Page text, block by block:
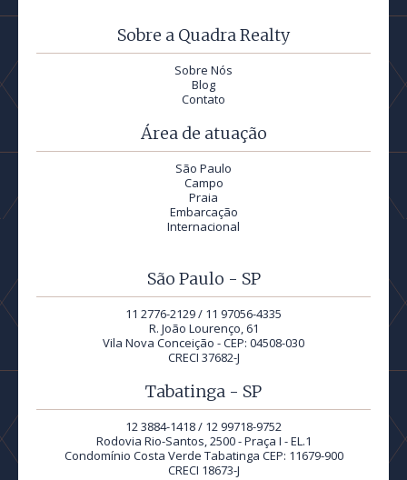
Sobre a Quadra Realty
Sobre Nós
Blog
Contato
Área de atuação
São Paulo
Campo
Praia
Embarcação
Internacional
São Paulo - SP
11 2776-2129 / 11 97056-4335
R. João Lourenço, 61
Vila Nova Conceição - CEP: 04508-030
CRECI 37682-J
Tabatinga - SP
12 3884-1418 / 12 99718-9752
Rodovia Rio-Santos, 2500 - Praça I - EL.1
Condomínio Costa Verde Tabatinga CEP: 11679-900
CRECI 18673-J